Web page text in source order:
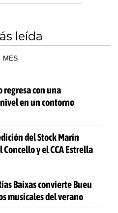
leída
MES
regresa con una
en un contorno
del Stock Marín
y el CCA Estrella
Baixas convierte Bueu
musicales del verano